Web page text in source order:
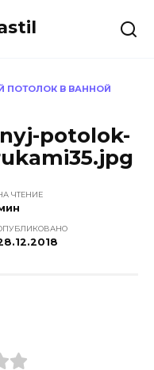
ПОТОЛОК В ВАННОЙ
potolok-
ЧТЕНИЕ